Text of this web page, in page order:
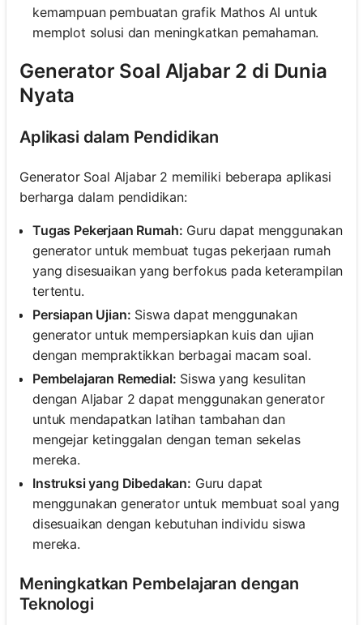
kemampuan pembuatan grafik Mathos AI untuk
memplot solusi dan meningkatkan pemahaman.
Generator Soal Aljabar 2 di Dunia
Nyata
Aplikasi dalam Pendidikan
Generator Soal Aljabar 2 memiliki beberapa aplikasi
berharga dalam pendidikan:
Tugas Pekerjaan Rumah: Guru dapat menggunakan
generator untuk membuat tugas pekerjaan rumah
yang disesuaikan yang berfokus pada keterampilan
tertentu.
Persiapan Ujian: Siswa dapat menggunakan
generator untuk mempersiapkan kuis dan ujian
dengan mempraktikkan berbagai macam soal.
Pembelajaran Remedial: Siswa yang kesulitan
dengan Aljabar 2 dapat menggunakan generator
untuk mendapatkan latihan tambahan dan
mengejar ketinggalan dengan teman sekelas
mereka.
Instruksi yang Dibedakan: Guru dapat
menggunakan generator untuk membuat soal yang
disesuaikan dengan kebutuhan individu siswa
mereka.
Meningkatkan Pembelajaran dengan
Teknologi